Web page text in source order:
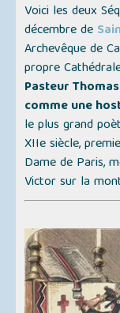
Voici les deux
décembre de
Archevêque de
propre
Pasteur
comme une
le plus grand
XIIe siècle,
Dame de Paris,
Victor sur la